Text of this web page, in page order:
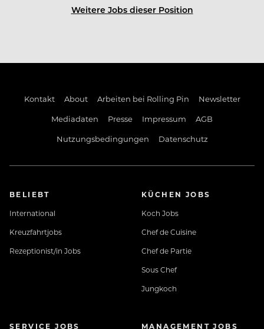
Weitere Jobs dieser Position
Kontakt About Arbeiten bei Rolling Pin
Newsletter
Mediadaten
Presse Impressum
AGB
Nutzungsbedingungen
Datenschutz
BELIEBT
International
Kreuzfahrtjobs
Rezeptionist/in Jobs
KÜCHEN JOBS
Koch Jobs
Chef de Cuisine
Chef de Partie
Sous Chef
Jungkoch
SERVICE JOBS
MANAGEMENT JOBS